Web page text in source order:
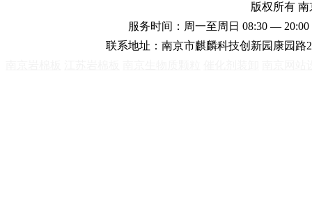
版权所有
服务时间：周一至周日 08:30 —
联系地址：南京市麒麟科技创新园康园